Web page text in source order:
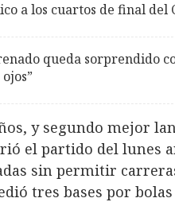
a los cuartos de final del
queda sorprendido
y segundo mejor
el partido del lunes
sin permitir
tres bases por